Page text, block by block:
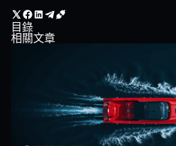
目錄
相關文章